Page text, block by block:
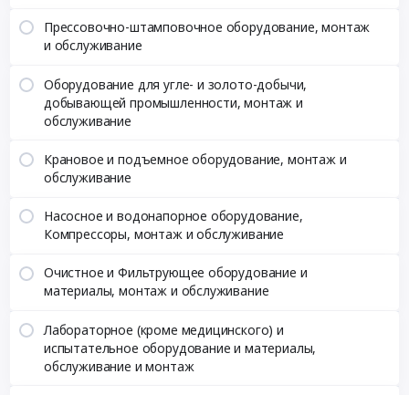
Прессовочно-штамповочное оборудование, монтаж
и обслуживание
Оборудование для угле- и золото-добычи,
добывающей промышленности, монтаж и
обслуживание
Крановое и подъемное оборудование, монтаж и
обслуживание
Насосное и водонапорное оборудование,
Компрессоры, монтаж и обслуживание
Очистное и Фильтрующее оборудование и
материалы, монтаж и обслуживание
Лабораторное (кроме медицинского) и
испытательное оборудование и материалы,
обслуживание и монтаж